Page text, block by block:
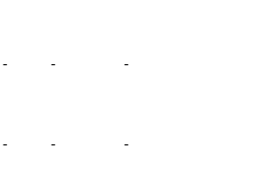
- - -
- - -